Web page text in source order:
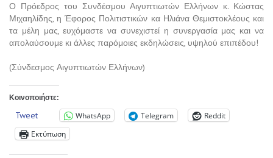
Ο Πρόεδρος του Συνδέσμου Αιγυπτιωτών Ελλήνων κ. Κώστας
Μιχαηλίδης, η Έφορος Πολιτιστικών κα Ηλιάνα Θεμιστοκλέους και
τα μέλη μας, ευχόμαστε να συνεχιστεί η συνεργασία μας και να
απολαύσουμε κι άλλες παρόμοιες εκδηλώσεις, υψηλού επιπέδου!
(Σύνδεσμος Αιγυπτιωτών Ελλήνων)
Κοινοποιήστε:
Tweet WhatsApp Telegram
Reddit
Εκτύπωση